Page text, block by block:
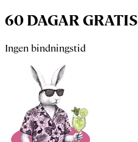
60 DAGAR GRATIS
Ingen bindningstid